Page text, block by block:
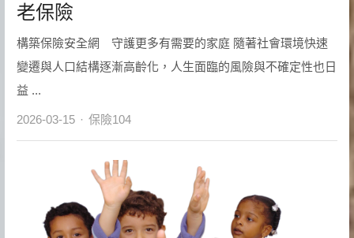
老保險
構築保險安全網 守護更多有需要的家庭 隨著社會環境快速
變遷與人口結構逐漸高齡化，人生面臨的風險與不確定性也日
益 ...
2026-03-15 Author
保險104